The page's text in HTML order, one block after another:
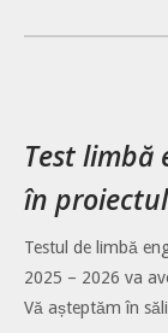
Test limbă
în
Testul de limbă
2025 – 2026 va
Vă așteptăm în